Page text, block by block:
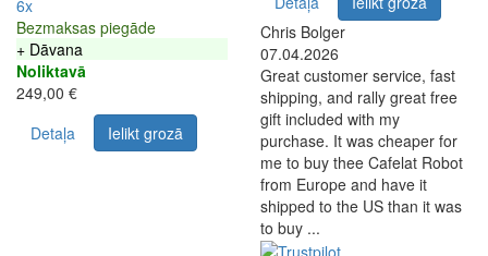
6x
Bezmaksas piegāde
+ Dāvana
Noliktavā
249,00 €
Detaļa
Ielikt grozā
Chris Bolger
07.04.2026
Great customer service, fast
shipping, and rally great free
gift included with my
purchase. It was cheaper for
me to buy thee Cafelat Robot
from Europe and have it
shipped to the US than it was
to buy ...